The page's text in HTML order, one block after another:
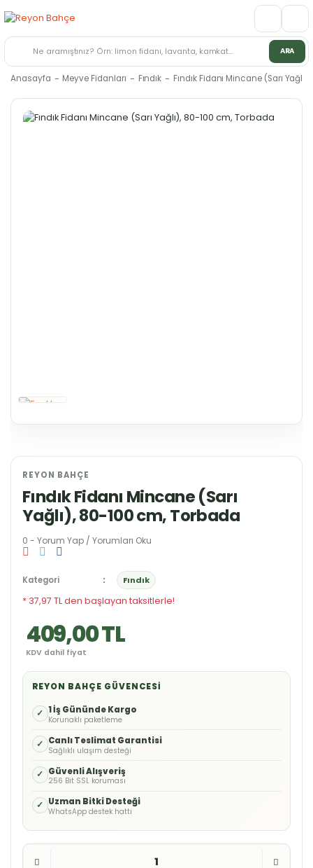
ARA
Anasayfa Meyve Fidanları Fındık Fındık Fidanı Mincane (Sarı
REYON BAHÇE
Fındık Fidanı Mincane (Sarı
Yağlı), 80-100 cm, Torbada
0 - Yorum Yap / Yorumları Oku
Kategori Fındık
* 37,97 TL den başlayan taksitlerle!
409,00 TL
KDV dahil fiyat
REYON BAHÇE GÜVENCESI
✓ 1 İş Gününde Kargo
Korunaklı paketleme
✓ Canlı Teslimat Garantisi
Sağlıklı ulaşım desteği
✓ Güvenli Alışveriş
256 Bit SSL koruması
✓ Uzman Bitki Desteği
WhatsApp destek hattı